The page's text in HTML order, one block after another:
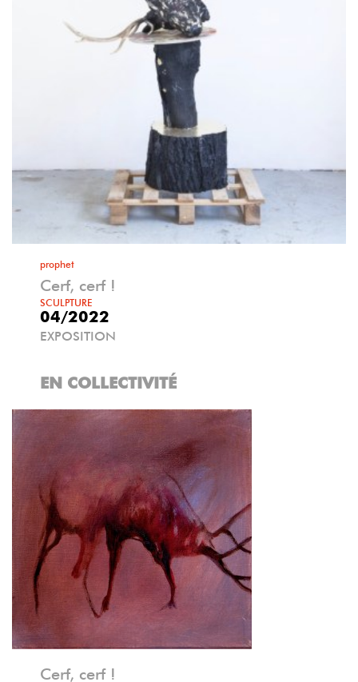
prophet
Cerf, cerf !
SCULPTURE
04/2022
EXPOSITION
EN COLLECTIVITÉ
Cerf, cerf !